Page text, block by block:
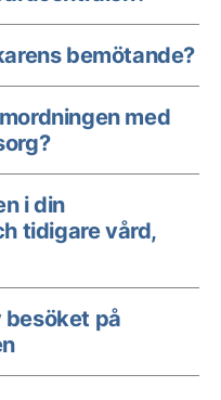
bemötande?
med
i din
tidigare vård,
besöket på